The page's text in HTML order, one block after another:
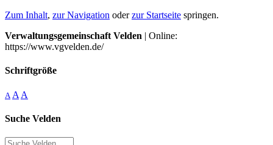
Zum Inhalt, zur Navigation oderzur Startseite springen.
Verwaltungsgemeinschaft Velden | Online:
https://www.vgvelden.de/
Schriftgröße
A A A
Suche Velden